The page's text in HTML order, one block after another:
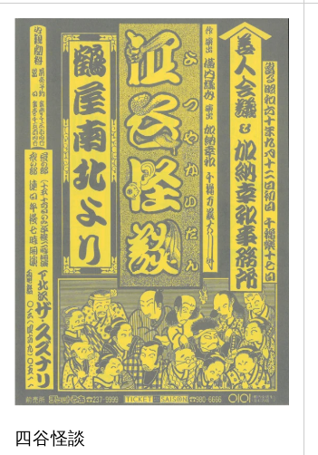
んだよなぁ」－’89年に東京サンシャインボーイズが
上演、今年7月に
四谷怪談